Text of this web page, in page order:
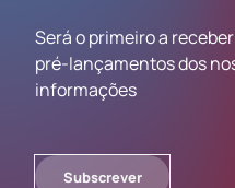
Será o primeiro a
pré-lançamentos dos
informações
Subscrever